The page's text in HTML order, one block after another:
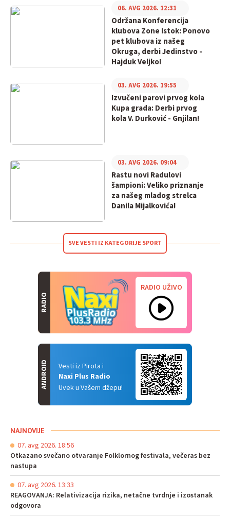
Održana Konferencija
klubova Zone Istok: Ponovo
pet klubova iz našeg
Okruga, derbi Jedinstvo -
Hajduk Veljko!
06. AVG 2026. 12:31
Izvučeni parovi prvog kola
Kupa grada: Derbi prvog
kola V. Durković - Gnjilan!
03. AVG 2026. 19:55
Rastu novi Radulovi
šampioni: Veliko priznanje
za našeg mladog strelca
Danila Mijalkovića!
03. AVG 2026. 09:04
SVE VESTI IZ KATEGORIJE SPORT
RADIO
RADIO UŽIVO
Vesti iz Pirota i
Naxi Plus Radio
Uvek u Vašem džepu!
ANDROID
NAJNOVIJE
07. avg 2026. 18:56
Otkazano svečano otvaranje Folklornog festivala, večeras bez
nastupa
07. avg 2026. 13:33
REAGOVANJA: Relativizacija rizika, netačne tvrdnje i izostanak
odgovora